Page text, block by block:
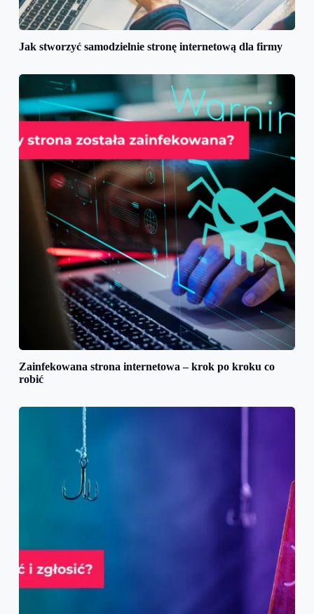
Jak stworzyć samodzielnie stronę internetową dla firmy
Zainfekowana strona internetowa – krok po kroku co
robić